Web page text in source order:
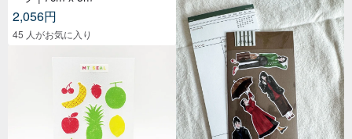
2,056円
45 人がお気に入り